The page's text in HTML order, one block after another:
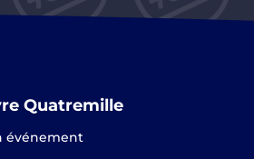
Quatremille
événement